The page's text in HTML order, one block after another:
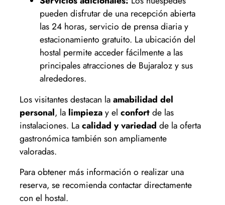
pueden disfrutar de una recepción abierta
las 24 horas, servicio de prensa diaria y
estacionamiento gratuito. La ubicación del
hostal permite acceder fácilmente a las
principales atracciones de Bujaraloz y sus
alrededores.
Los visitantes destacan laamabilidad del
personal, la limpiezay el confortde las
instalaciones. Lacalidad y variedad de la oferta
gastronómica también son ampliamente
valoradas.
Para obtener más información o realizar una
reserva, se recomienda contactar directamente
con el hostal.